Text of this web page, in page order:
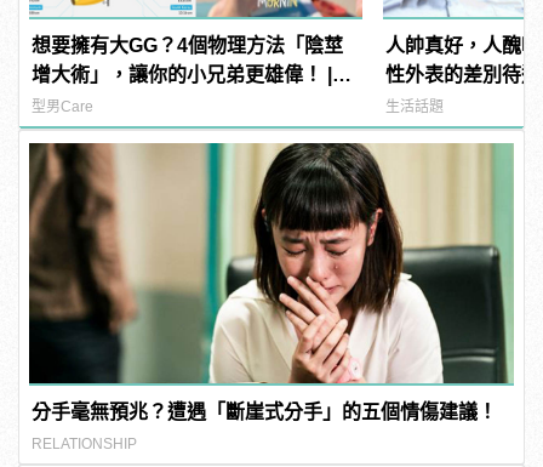
想要擁有大GG？4個物理方法「陰莖
增大術」，讓你的小兄弟更雄偉！ |
manfashion這樣變型男
型男Care
人帥真好，人醜
性外表的差別待
生活話題
分手毫無預兆？遭遇「斷崖式分手」的五個情傷建議！
RELATIONSHIP